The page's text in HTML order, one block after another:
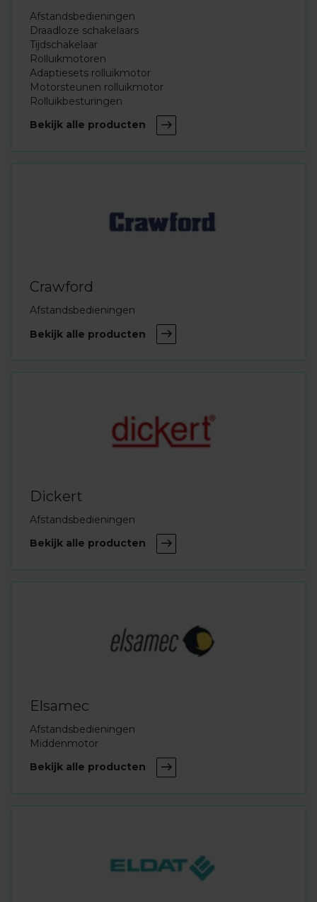
Afstandsbedieningen
Draadloze schakelaars
Tijdschakelaar
Rolluikmotoren
Adaptiesets rolluikmotor
Motorsteunen rolluikmotor
Rolluikbesturingen
Bekijk alle producten
Crawford
Afstandsbedieningen
Bekijk alle producten
Dickert
Afstandsbedieningen
Bekijk alle producten
Elsamec
Afstandsbedieningen
Middenmotor
Bekijk alle producten